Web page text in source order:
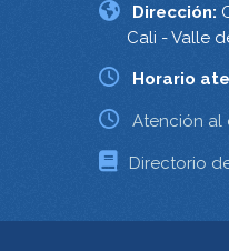
Dirección:
Cali - Valle
Horario
Atención al
Directorio